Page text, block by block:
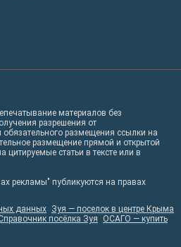
материалов без
разрешения от
размещения ссылки на
размещение прямой и открытой
статьи в тексте или в
рекламы" публикуются на правах
данных Зуя — поселок в центре Крыма
посёлка Зуя
ОСАГО — купить